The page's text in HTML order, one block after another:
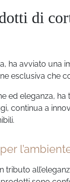
di
ha avviato una
esclusiva che
ed eleganza,
continua a